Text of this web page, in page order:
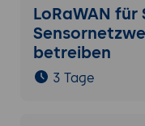
LoRaWAN
betreiben
3 Tage